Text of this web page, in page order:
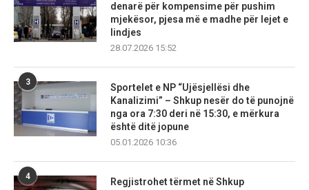
denarë për kompensime për pushim
mjekësor, pjesa më e madhe për lejet e
lindjes
28.07.2026 15:52
3
Sportelet e NP “Ujësjellësi dhe
Kanalizimi” – Shkup nesër do të punojnë
nga ora 7:30 deri në 15:30, e mërkura
është ditë jopune
05.01.2026 10:36
4
Regjistrohet tërmet në Shkup